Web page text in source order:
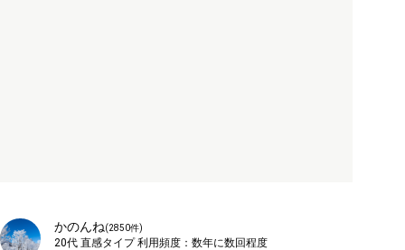
かのんね(2850件)
20代 直感タイプ利用頻度： 数年に数回程度